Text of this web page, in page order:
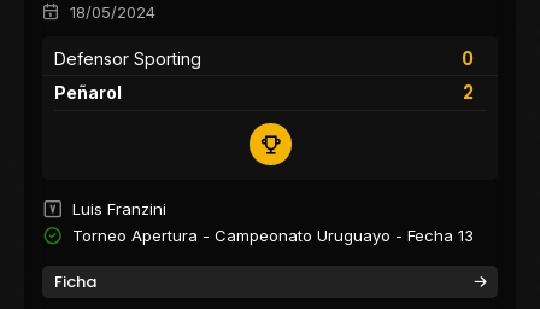
18/05/2024
Defensor Sporting
0
2
Peñarol
Luis Franzini
Torneo Apertura - Campeonato Uruguayo - Fecha 13
Ficha